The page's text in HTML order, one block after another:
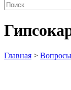
Главная >